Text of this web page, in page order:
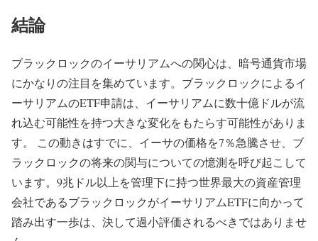
結論
ブラックロックのイーサリアムへの関心は、暗号通貨市場
にかなりの注目を集めています。ブラックロックによるイ
ーサリアムのETF申請は、イーサリアムに数十億ドルが流
れ込む可能性を持つ大きな変化をもたらす可能性がありま
す。 この動きはすでに、イーサの価格を7％急騰させ、ブ
ラックロックの将来の関与についての憶測を呼び起こして
います。9兆ドル以上を管理下に持つ世界最大の資産管理
会社であるブラックロックがイーサリアムETFに向かって
踏み出す一歩は、決して過小評価されるべきではありませ